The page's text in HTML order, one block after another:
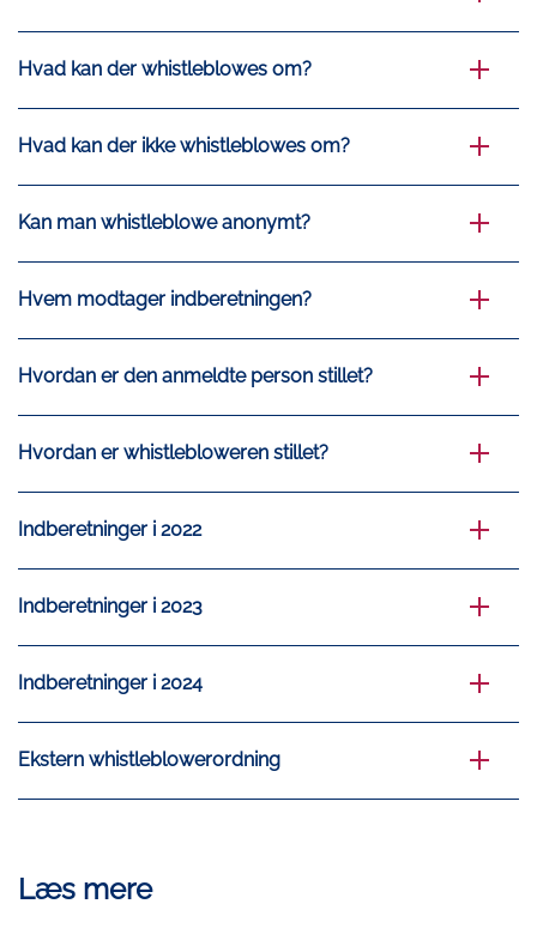
Hvad kan der whistleblowes om?
Hvad kan der ikke whistleblowes om?
Kan man whistleblowe anonymt?
Hvem modtager indberetningen?
Hvordan er den anmeldte person stillet?
Hvordan er whistlebloweren stillet?
Indberetninger i 2022
Indberetninger i 2023
Indberetninger i 2024
Ekstern whistleblowerordning
Læs mere